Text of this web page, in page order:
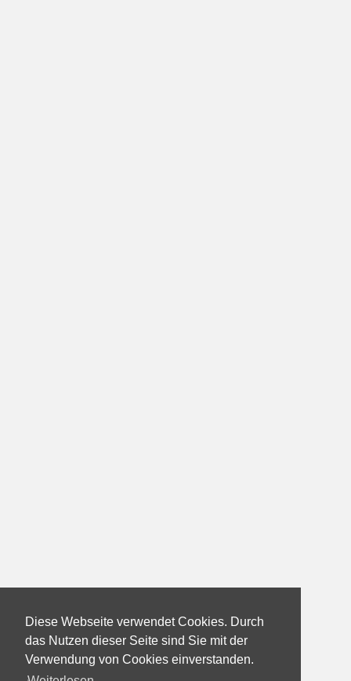
Diese Webseite verwendet Cookies. Durch
das Nutzen dieser Seite sind Sie mit der
Verwendung von Cookies einverstanden.